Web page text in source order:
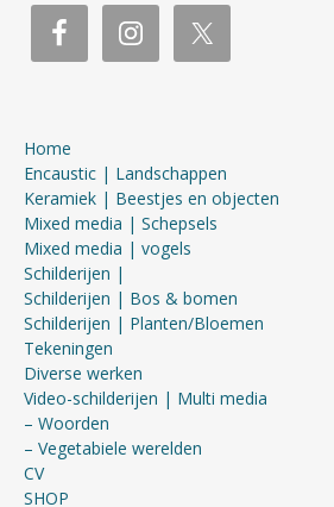
Home
Encaustic | Landschappen
Keramiek | Beestjes en objecten
Mixed media | Schepsels
Mixed media | vogels
Schilderijen |
Schilderijen | Bos & bomen
Schilderijen | Planten/Bloemen
Tekeningen
Diverse werken
Video-schilderijen | Multi media
– Woorden
– Vegetabiele werelden
CV
SHOP